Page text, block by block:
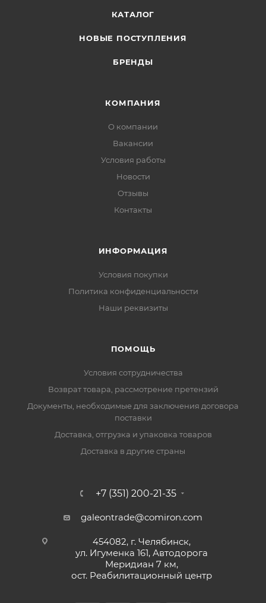
КАТАЛОГ
НОВЫЕ ПОСТУПЛЕНИЯ
БРЕНДЫ
КОМПАНИЯ
О компании
Вакансии
Условия работы
Новости
Отзывы
Контакты
ИНФОРМАЦИЯ
Условия покупки
Политика конфиденциальности
Наши реквизиты
ПОМОЩЬ
Условия сотрудничества
Возврат товара, рассмотрение претензий
Документы, необходимые для заключения договора
поставки
Доставка, отгрузка и упаковка товаров
Доставка в другие страны
+7 (351) 200-21-35
galeontrade@comiron.com
454082, г. Челябинск,
ул. Игуменка 161, Автодорога
Меридиан 7 км,
ост. Реабилитационный центр